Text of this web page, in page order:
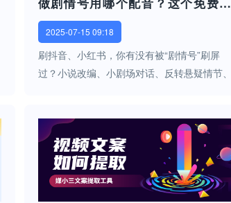
2025-07-15 09:18
刷抖音、小红书，你有没有被“剧情号”刷屏
过？小说改编、小剧场对话、反转悬疑情节、
的小伙伴都会问：? “我不会配音，要怎...